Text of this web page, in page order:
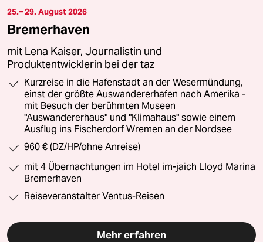
25.– 29. August 2026
Bremerhaven
mit Lena Kaiser, Journalistin und
Produktentwicklerin bei der taz
Kurzreise in die Hafenstadt an der Wesermündung,
einst der größte Auswandererhafen nach Amerika -
mit Besuch der berühmten Museen
"Auswandererhaus" und "Klimahaus" sowie einem
Ausflug ins Fischerdorf Wremen an der Nordsee
960 € (DZ/HP/ohne Anreise)
mit 4 Übernachtungen im Hotel im-jaich Lloyd Marina
Bremerhaven
Reiseveranstalter Ventus-Reisen
Mehr erfahren